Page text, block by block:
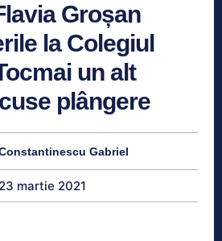
Groșan
la Colegiul
un alt
plângere
Gabriel
23 martie 2021